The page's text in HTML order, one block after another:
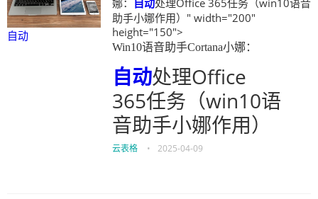
自动
娜： 自动处理Office 365任务（win10语音
助手小娜作用）" width="200"
height="150">
Win10语音助手Cortana小娜：
自动处理Office
365任务（win10语
音助手小娜作用）
云表格 • 2025-04-09